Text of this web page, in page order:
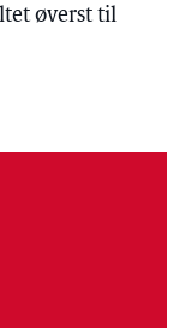
øverst til